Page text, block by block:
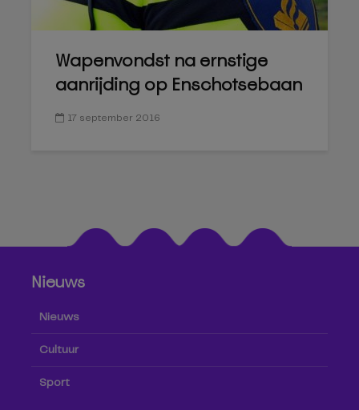
Wapenvondst na ernstige
aanrijding op Enschotsebaan
17 september 2016
Nieuws
Nieuws
Cultuur
Sport